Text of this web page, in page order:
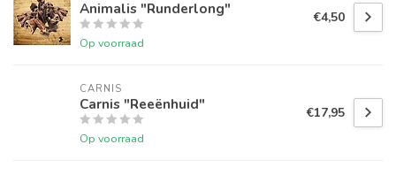
Animalis "Runderlong"
Op voorraad
€4,50
CARNIS
Carnis "Reeënhuid"
Op voorraad
€17,95